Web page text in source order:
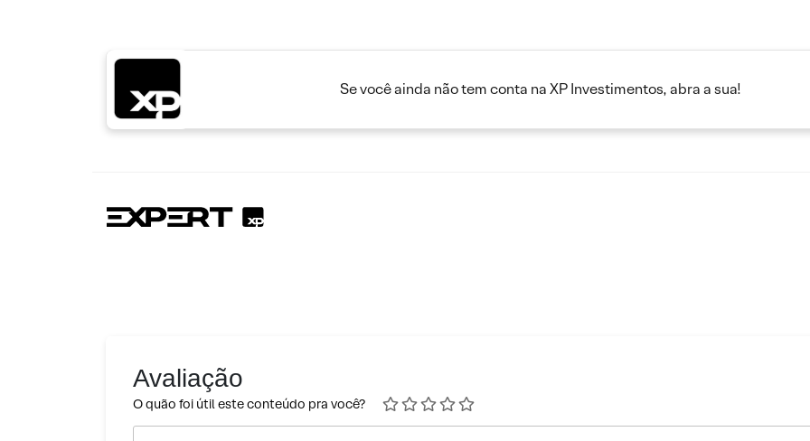
Se você ainda não tem conta na XP Investimentos, abra a sua!
Avaliação
O quão foi útil este conteúdo pra você?